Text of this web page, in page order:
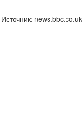
Источник: news.bbc.co.uk